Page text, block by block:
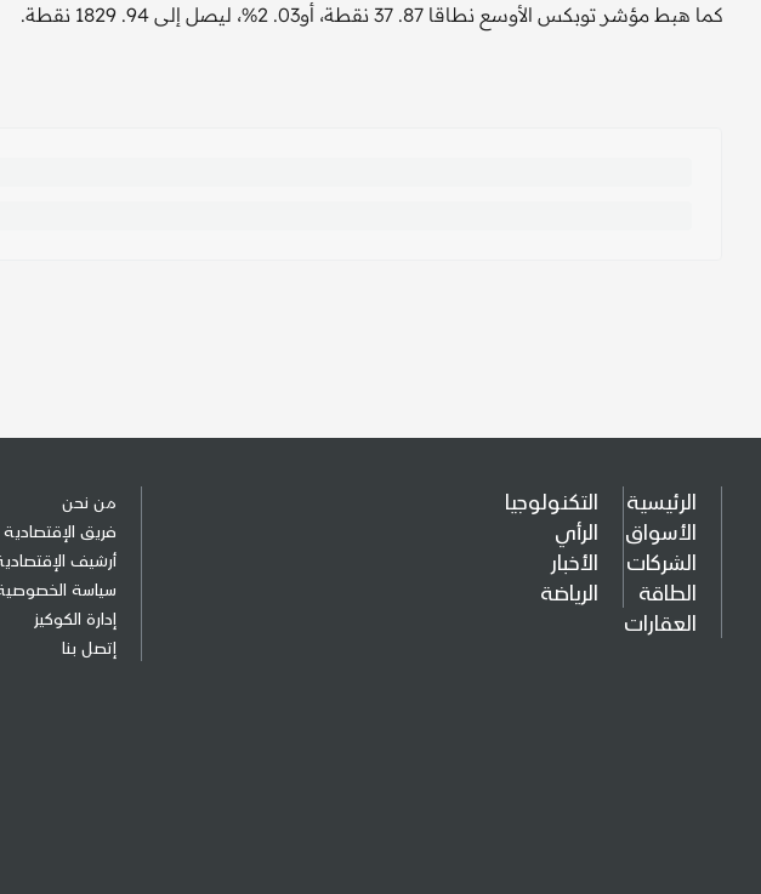
كما هبط مؤشر توبكس الأوسع نطاقا 87. 37 نقطة، أو03. 2%، ليصل إلى 94. 1829 نقطة.
الرئيسية
الأسواق
الشركات
الطاقة
العقارات
التكنولوجيا
الرأي
الأخبار
الرياضة
من نحن
فريق الإقتصادية
أرشيف
سياسة
إدارة الكوكيز
إتصل بنا